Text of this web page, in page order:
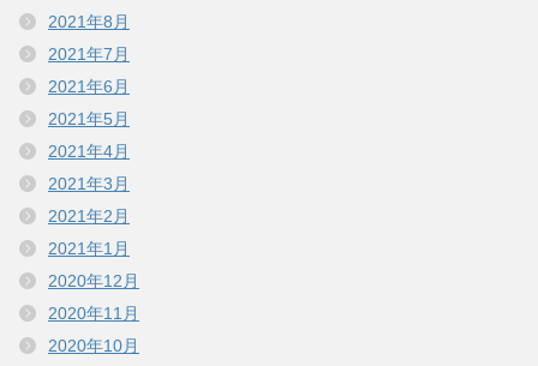
2021年8月
2021年7月
2021年6月
2021年5月
2021年4月
2021年3月
2021年2月
2021年1月
2020年12月
2020年11月
2020年10月